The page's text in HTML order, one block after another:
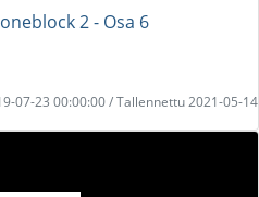
2 - Osa 6
07-23 00:00:00 / Tallennettu 2021-05-14